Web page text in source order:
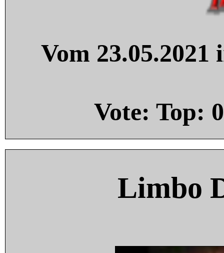
Vom
Vote: Top: 0
Limbo